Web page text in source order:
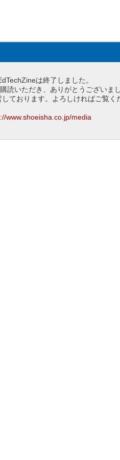
は終了しました。
読いただき、ありがとうございまし
ております。よろしければご覧く
www.shoeisha.co.jp/media